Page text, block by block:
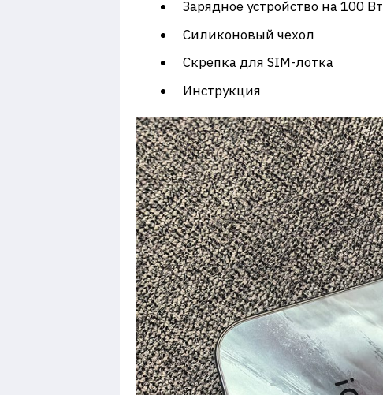
Зарядное устройство на 100 Вт
Силиконовый чехол
Скрепка для SIM-лотка
Инструкция